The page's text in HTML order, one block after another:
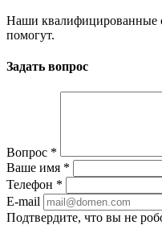
Наши квалифицированные
помогут.
Задать вопрос
Вопрос *
Ваше имя *
Телефон *
E-mail
Подтвердите, что вы не